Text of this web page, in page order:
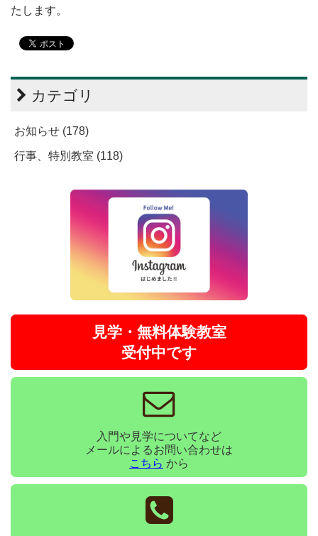
たします。
カテゴリ
お知らせ (178)
行事、特別教室 (118)
見学・無料体験教室
受付中です
入門や見学についてなど
メールによるお問い合わせは
こちら から